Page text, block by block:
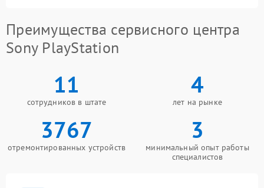
Преимущества сервисного центра
Sony PlayStation
11
сотрудников в штате
4
лет на рынке
3767
отремонтированных устройств
3
минимальный опыт работы
специалистов